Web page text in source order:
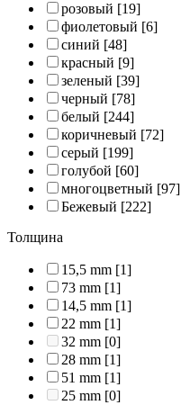
розовый [19]
фиолетовый [6]
синий [48]
красный [9]
зеленый [39]
черный [78]
белый [244]
коричневый [72]
серый [199]
голубой [60]
многоцветный [97]
Бежевый [222]
Толщина
15,5 mm [1]
73 mm [1]
14,5 mm [1]
22 mm [1]
32 mm [0]
28 mm [1]
51 mm [1]
25 mm [0]